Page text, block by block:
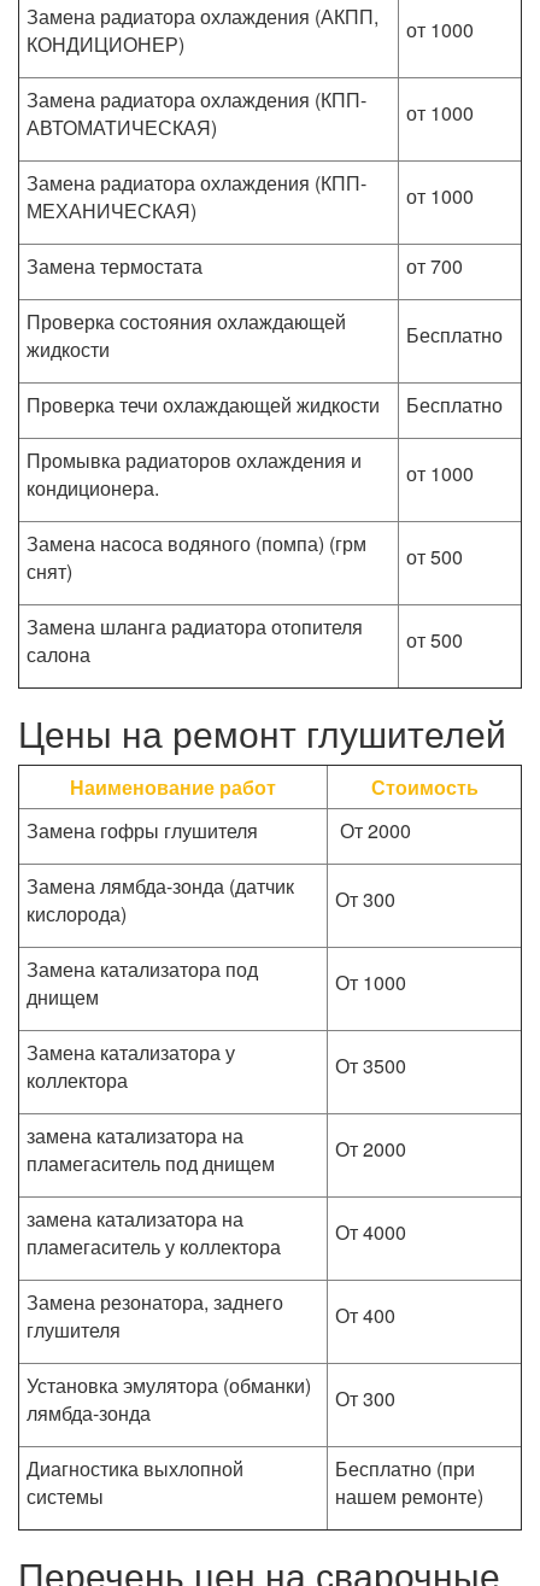
Замена радиатора охлаждения (АКПП,
КОНДИЦИОНЕР)
от 1000
Замена радиатора охлаждения (КПП-
АВТОМАТИЧЕСКАЯ)
от 1000
Замена радиатора охлаждения (КПП-
МЕХАНИЧЕСКАЯ)
от 1000
Замена термостата
от 700
Проверка состояния охлаждающей
жидкости
Бесплатно
Проверка течи охлаждающей жидкости
Бесплатно
Промывка радиаторов охлаждения и
кондиционера.
от 1000
Замена насоса водяного (помпа) (грм
снят)
от 500
Замена шланга радиатора отопителя
салона
от 500
Цены на ремонт глушителей
Наименование работ
Стоимость
Замена гофры глушителя
От 2000
Замена лямбда-зонда (датчик
кислорода)
От 300
Замена катализатора под
днищем
От 1000
Замена катализатора у
коллектора
От 3500
замена катализатора на
пламегаситель под днищем
От 2000
замена катализатора на
пламегаситель у коллектора
От 4000
Замена резонатора, заднего
глушителя
От 400
Установка эмулятора (обманки)
лямбда-зонда
От 300
Диагностика выхлопной
системы
Бесплатно (при
нашем ремонте)
Перечень цен на сварочные